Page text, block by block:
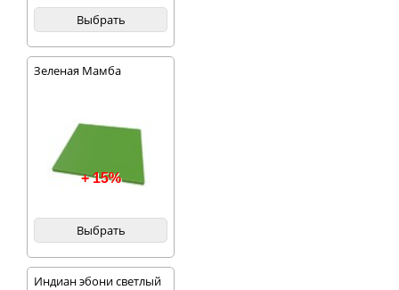
Выбрать
Зеленая Мамба
+ 15%
Выбрать
Индиан эбони светлый